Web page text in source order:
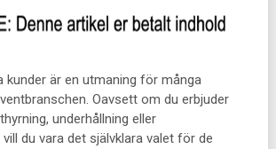
kunder är en utmaning för många
Oavsett om du erbjuder
underhållning eller
du vara det självklara valet för de